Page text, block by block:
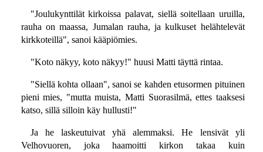
"Joulukynttilät kirkoissa palavat, siellä soitellaan uruilla,
rauha on maassa, Jumalan rauha, ja kulkuset helähtelevät
kirkkoteillä", sanoi kääpiömies.
"Koto näkyy, koto näkyy!" huusi Matti täyttä rintaa.
"Siellä kohta ollaan", sanoi se kahden etusormen pituinen
pieni mies, "mutta muista, Matti Suorasilmä, ettes taaksesi
katso, sillä silloin käy hullusti!"
Ja he laskeutuivat yhä alemmaksi. He lensivät yli
Velhovuoren, joka haamoitti kirkon takaa kuin